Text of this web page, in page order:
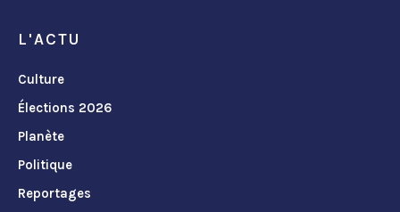
L'ACTU
Culture
Élections 2026
Planète
Politique
Reportages